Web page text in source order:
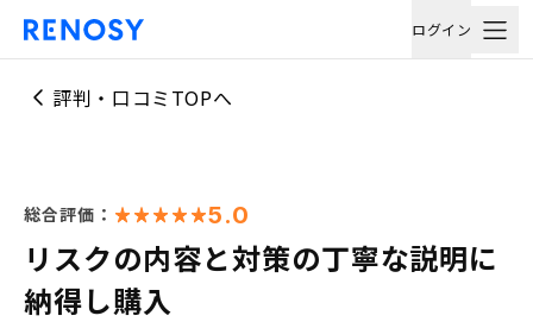
ログイン
評判・口コミTOPへ
総合評価： 5.0
リスクの内容と対策の丁寧な説明に
納得し購入